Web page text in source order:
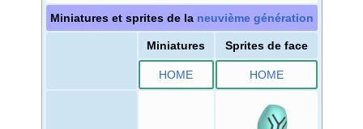
Miniatures et sprites de la neuvième génération
Miniatures Sprites de face
HOME HOME